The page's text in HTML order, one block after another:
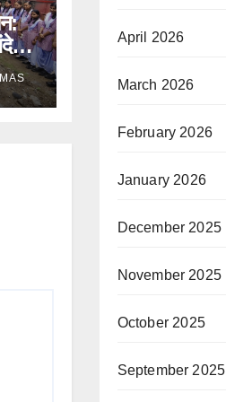
April 2026
March 2026
February 2026
January 2026
December 2025
November 2025
October 2025
September 2025